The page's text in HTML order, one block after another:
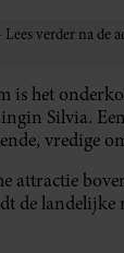
is het
Silvia.
vredige
attractie
de landelijke